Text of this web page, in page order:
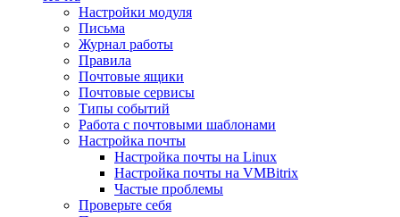
Настройки модуля
Письма
Журнал работы
Правила
Почтовые ящики
Почтовые сервисы
Типы событий
Работа с почтовыми шаблонами
Настройка почты
Настройка почты на Linux
Настройка почты на VMBitrix
Частые проблемы
Проверьте себя